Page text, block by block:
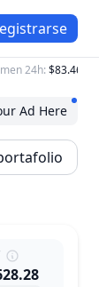
24h:$83.46 B
Ad Here